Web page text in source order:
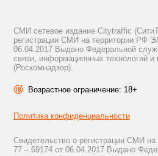
СМИ сетевое издание Citytraffic
регистрации СМИ на территории РФ
06.04.2017 Выдано Федеральной
связи, информационных технологий
(Роскомнадзор).
Возрастное ограничение: 18+
Политика конфиденциальности
Свидетельство о регистрации СМИ
77 – 69174 от 06.04.2017 Выдано